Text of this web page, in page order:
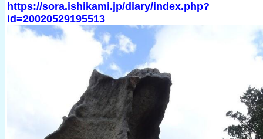
https://sora.ishikami.jp/diary/index.php?
id=20020529195513